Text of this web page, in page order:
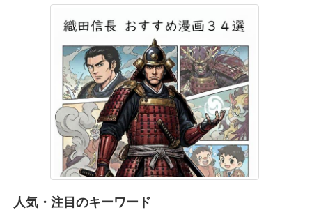
人気・注目のキーワード